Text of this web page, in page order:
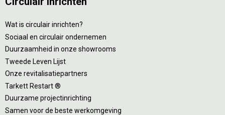
Wat is circulair inrichten?
Sociaal en circulair ondernemen
Duurzaamheid in onze showrooms
Tweede Leven Lijst
Onze revitalisatiepartners
Tarkett Restart ®
Duurzame projectinrichting
Samen voor de beste werkomgeving